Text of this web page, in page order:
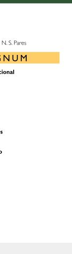
era simples e
vira de súbito
babás” um
recursos, via
escola
de tão pobre,
Não é assim que
Resgate que
de volta o
aos
as
de um
provavelmente
encabeça a
escritores
crítico
Machado
mulato, desde